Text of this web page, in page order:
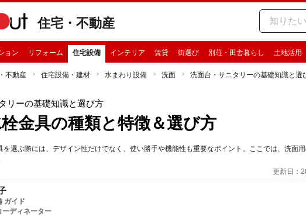
住宅・不動産
ョン リフォーム 住宅設備 インテリア 賃貸 街選び 別荘・田舎暮らし 土地活用
不動産 住宅設備・建材 水まわり設備 洗面 洗面台・サニタリーの基礎知識と選
リーの基礎知識と選び方
金具の種類と特徴＆選び方
を選ぶ際には、デザイン性だけでなく、使い勝手や機能性も重要なポイント。ここでは、洗面
更新日：
ガイド
ーディネーター